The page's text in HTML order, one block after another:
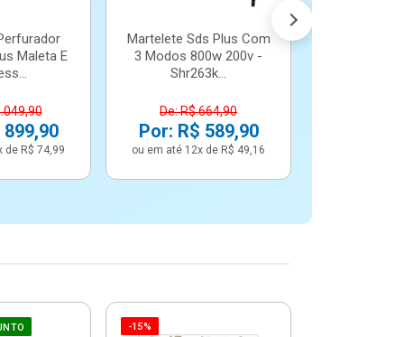
Maleta E
de R$ 74,99
Martelete Sds Plus Com
3 Modos 800w 200v -
Shr263k...
De: R$ 664,90
Por: R$ 589,90
ou em até 12x de R$ 49,16
-15%